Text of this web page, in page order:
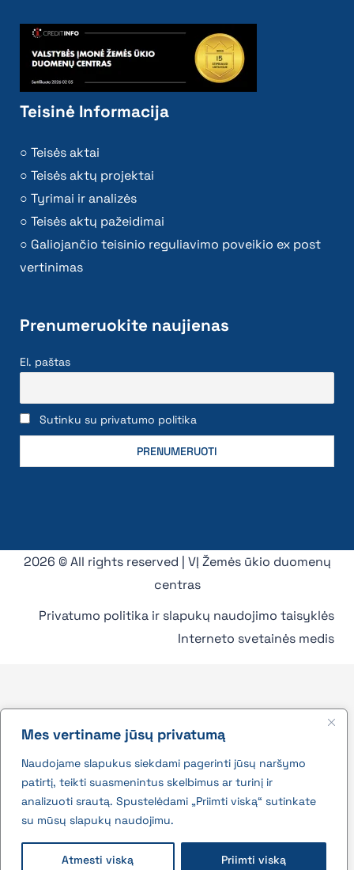
Mes vertiname jūsų privatumą
Naudojame slapukus siekdami pagerinti jūsų naršymo
patirtį, teikti suasmenintus skelbimus ar turinį ir
analizuoti srautą. Spustelėdami „Priimti viską“ sutinkate
su mūsų slapukų naudojimu.
Atmesti viską Priimti viską
Teisinė Informacija
Teisės aktai
Teisės aktų projektai
Tyrimai ir analizės
Teisės aktų pažeidimai
Galiojančio teisinio reguliavimo poveikio ex post
vertinimas
Prenumeruokite naujienas
El. paštas
Sutinku su privatumo politika
2026 © All rights reserved | VĮ Žemės ūkio duomenų
centras
Privatumo politika ir slapukų naudojimo taisyklės
Interneto svetainės medis